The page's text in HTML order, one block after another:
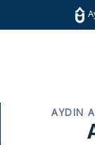
AYDIN